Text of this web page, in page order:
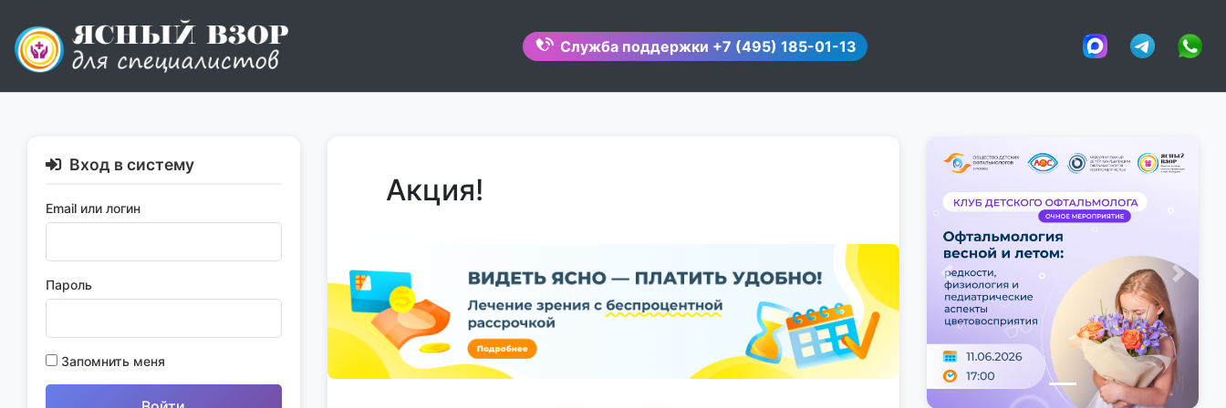
content
Служба поддержки +7 (495) 185-01-13
Вход в систему
Email или логин
Пароль
Запомнить меня
Акция!
Предыдущий